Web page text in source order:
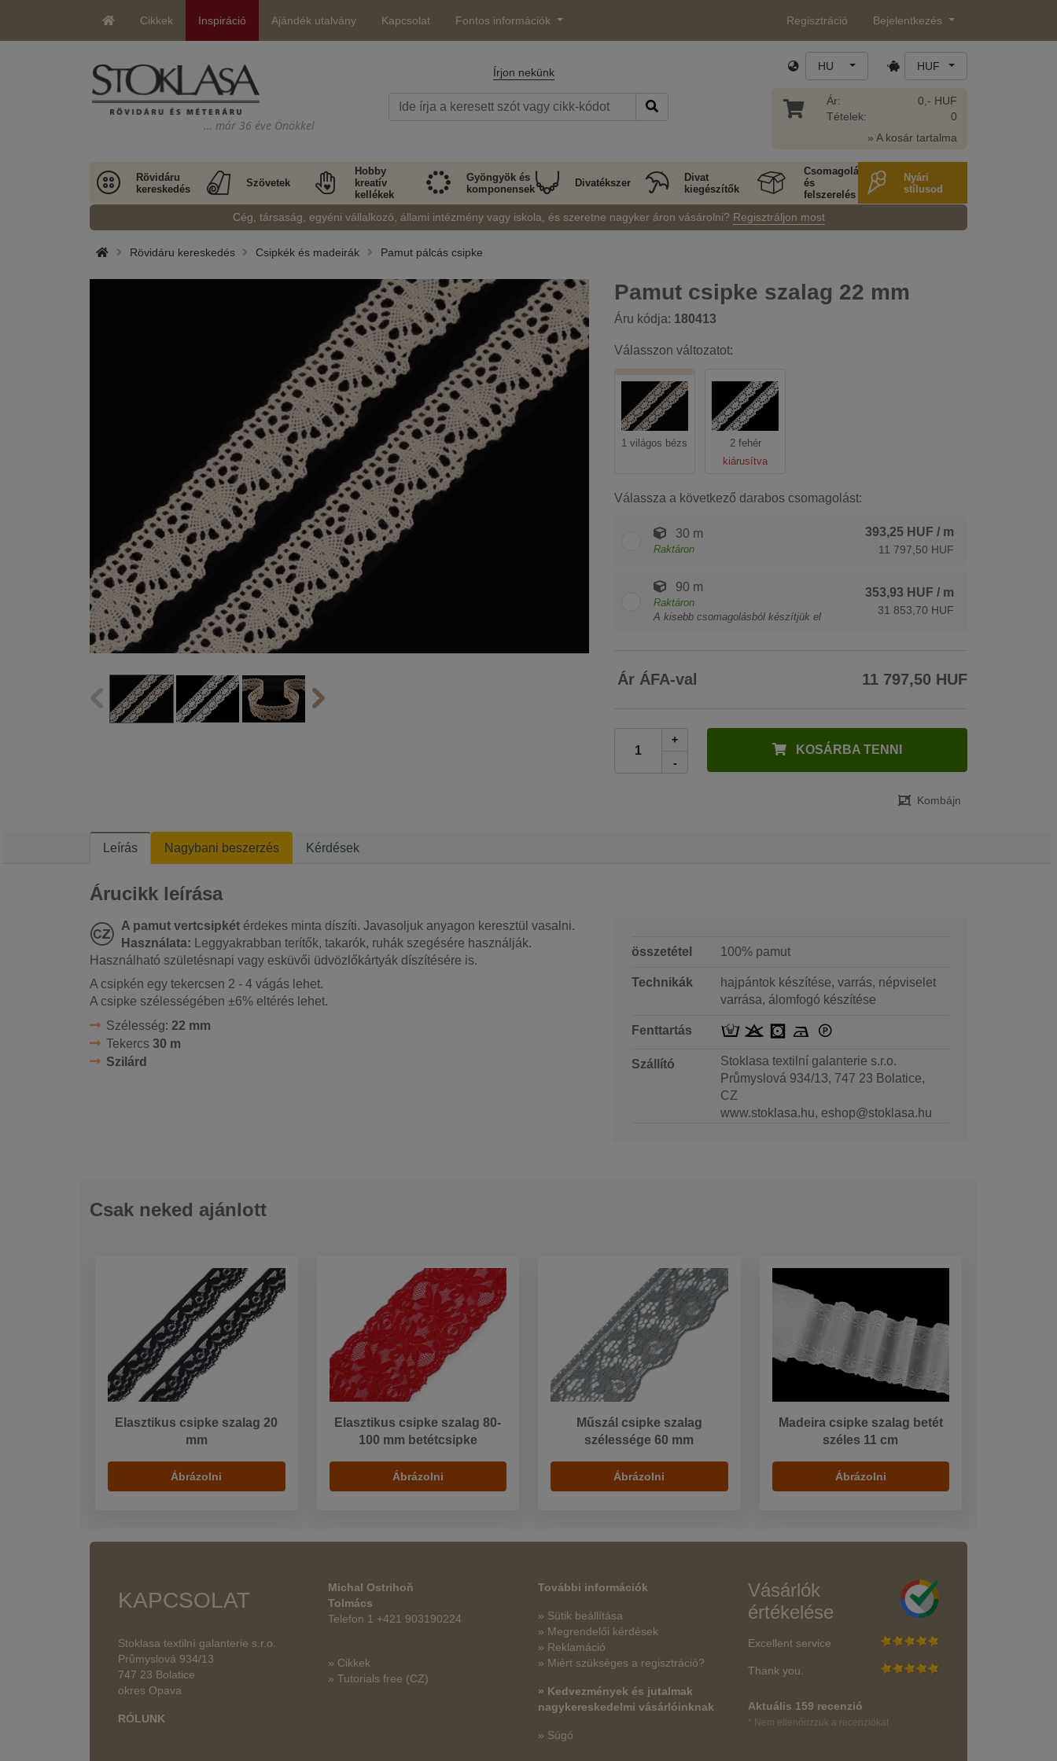
Cikkek Inspiráció Ajándék utalvány Kapcsolat Fontos információk Regisztráció Bejelentkezés
… már 36 éve Önökkel
Írjon nekünk HU HUF
Ár:
Tételek:
0,- HUF
0
» A kosár tartalma
Rövidáru
kereskedés
Szövetek
Hobby
kreatív
kellékek
Gyöngyök és
komponensek
Divatékszer
Divat
kiegészítők
Csomagolás
és
felszerelés
Nyári
stílusod
Cég, társaság, egyéni vállalkozó, állami intézmény vagy iskola, és szeretne nagyker áron vásárolni? Regisztráljon most
Rövidáru kereskedés Csipkék és madeirák Pamut pálcás csipke
Pamut csipke szalag 22 mm
Áru kódja: 180413
Válasszon változatot:
1 világos bézs
2 fehér
kiárusítva
Válassza a következő darabos csomagolást:
30 m
Raktáron
393,25 HUF / m
11 797,50 HUF
90 m
Raktáron
A kisebb csomagolásból készítjük el
353,93 HUF / m
31 853,70 HUF
Ár ÁFA-val 11 797,50 HUF
+
-
KOSÁRBA TENNI
Kombájn
Leírás Nagybani beszerzés Kérdések
Árucikk leírása
A pamut vertcsipkét érdekes minta díszíti. Javasoljuk anyagon keresztül vasalni.
Használata: Leggyakrabban terítők, takarók, ruhák szegésére használják.
Használható születésnapi vagy esküvői üdvözlőkártyák díszítésére is.
A csipkén egy tekercsen 2 - 4 vágás lehet.
A csipke szélességében ±6% eltérés lehet.
Szélesség: 22 mm
Tekercs 30 m
Szilárd
összetétel 100% pamut
Technikák
hajpántok készítése, varrás, népviselet
varrása, álomfogó készítése
Fenttartás
Szállító
Stoklasa textilní galanterie s.r.o.
Průmyslová 934/13, 747 23 Bolatice,
CZ
www.stoklasa.hu, eshop@stoklasa.hu
Csak neked ajánlott
Elasztikus csipke szalag 20
mm
Ábrázolni
Elasztikus csipke szalag 80-
100 mm betétcsipke
Ábrázolni
Műszál csipke szalag
szélessége 60 mm
Ábrázolni
Madeira csipke szalag betét
széles 11 cm
Ábrázolni
KAPCSOLAT
Stoklasa textilní galanterie s.r.o.
Průmyslová 934/13
747 23 Bolatice
okres Opava
RÓLUNK
Michal Ostrihoň
Tolmács
Telefon 1 +421 903190224
» Cikkek
» Tutorials free (CZ)
További információk
» Sütik beállítása
» Megrendelői kérdések
» Reklamáció
» Miért szükséges a regisztráció?
» Kedvezmények és jutalmak
nagykereskedelmi vásárlóinknak
» Súgó
Vásárlók
értékelése
Excellent service
Thank you.
Aktuális 159 recenzió
* Nem ellenőrizzük a recenziókat